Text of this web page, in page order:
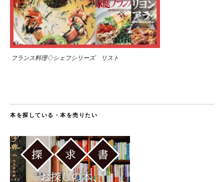
フランス料理◇シェフシリーズ リスト
本を探している・本を売りたい